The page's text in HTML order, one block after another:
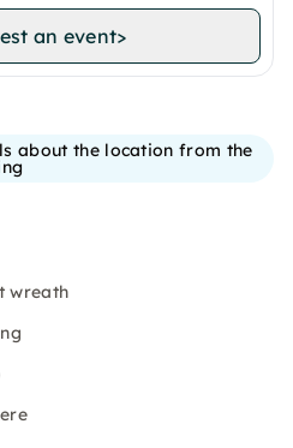
an event>
about the location from the
wreath